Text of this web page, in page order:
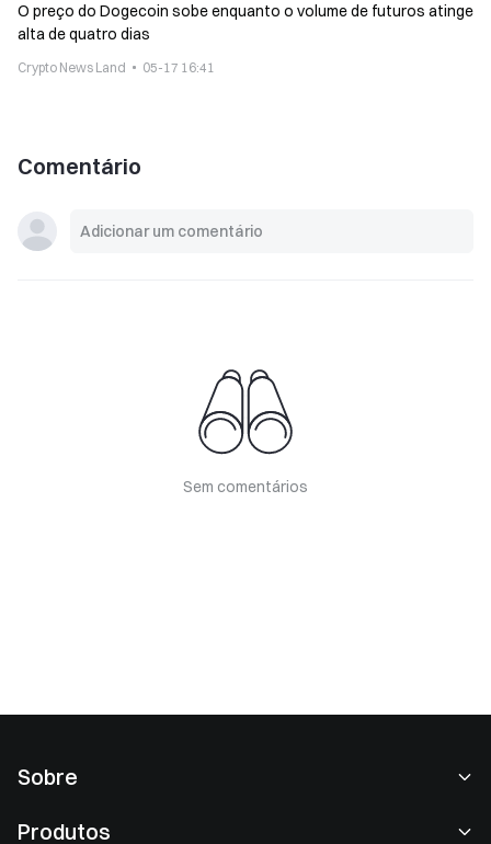
O preço do Dogecoin sobe enquanto o volume de futuros atinge
alta de quatro dias
Crypto News Land 05-17 16:41
Comentário
Sem comentários
Sobre
Produtos